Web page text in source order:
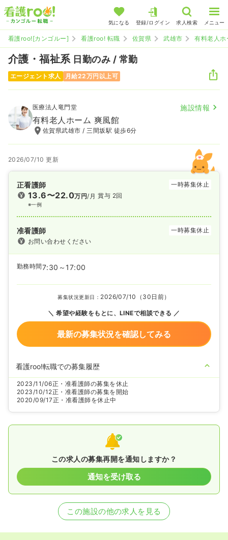
気になる 登録/ログイン 求人検索 メニュー
看護roo![カンゴルー] 看護roo! 転職 佐賀県 武雄市 有料老人
介護・福祉系 日勤のみ / 常勤
エージェント求人 月給22万円以上可
医療法人竜門堂 施設情報
有料老人ホーム 爽風館
佐賀県武雄市 / 三間坂駅 徒歩6分
2026/07/10 更新
正看護師 一時募集休止
13.6〜22.0万円/月
※一例
賞与 2回
准看護師
一時募集休止
お問い合わせください
勤務時間7:30～17:00
募集状況更新日： 2026/07/10（30日前）
希望や経験をもとに、LINEで相談できる
最新の募集状況を確認してみる
看護roo!転職での募集履歴
2023/11/06正・准看護師の募集を休止
2023/10/12正・准看護師の募集を開始
2020/09/17正・准看護師を休止中
この求人の募集再開を通知しますか？
通知を受け取る
この施設の他の求人を見る